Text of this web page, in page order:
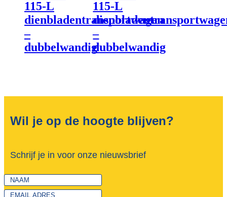
115-L
dienbladentransportwagen
–
dubbelwandig
115-L
–
dubbelwandig
Wil je op de hoogte blijven?
Schrijf je in voor onze nieuwsbrief